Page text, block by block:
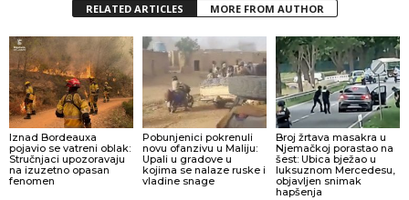
RELATED ARTICLES MORE FROM AUTHOR
Iznad Bordeauxa
pojavio se vatreni oblak:
Stručnjaci upozoravaju
na izuzetno opasan
fenomen
Pobunjenici pokrenuli
novu ofanzivu u Maliju:
Upali u gradove u
kojima se nalaze ruske i
vladine snage
Broj žrtava masakra u
Njemačkoj porastao na
šest: Ubica bježao u
luksuznom Mercedesu,
objavljen snimak
hapšenja